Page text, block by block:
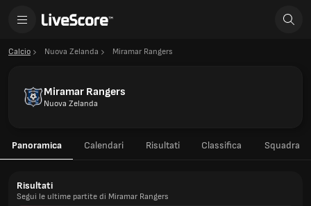
Calcio Nuova Zelanda Miramar Rangers
Miramar Rangers
Nuova Zelanda
Panoramica Calendari Risultati Classifica Squadra
Risultati
Segui le ultime partite di Miramar Rangers